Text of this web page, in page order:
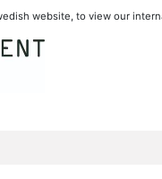
website, to view our